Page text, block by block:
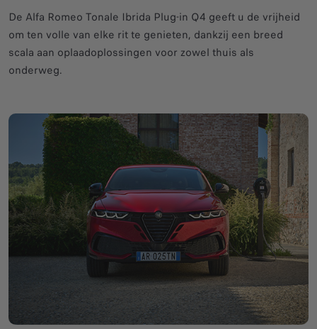
De Alfa Romeo Tonale Ibrida Plug-in Q4 geeft u de vrijheid
om ten volle van elke rit te genieten, dankzij een breed
scala aan oplaadoplossingen voor zowel thuis als
onderweg.